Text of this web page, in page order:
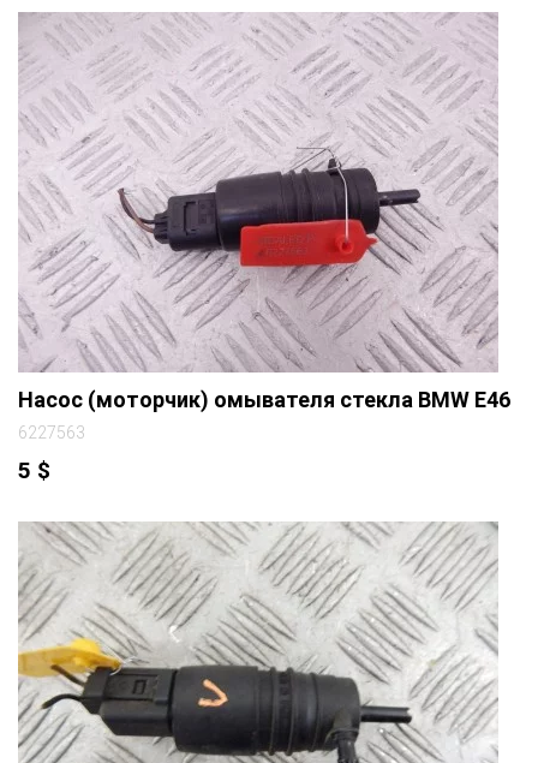
Насос (моторчик) омывателя стекла BMW E46
6227563
5 $